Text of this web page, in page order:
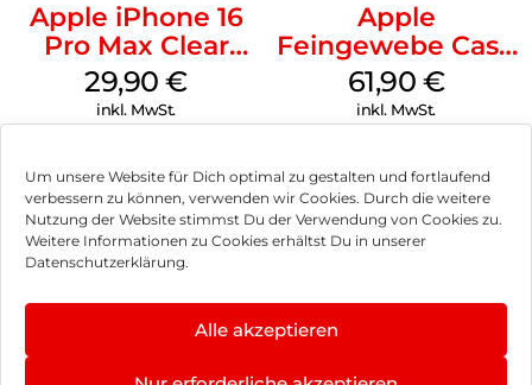
Um unsere Website für Dich optimal zu gestalten und fortlaufend
verbessern zu können, verwenden wir Cookies. Durch die weitere
Nutzung der Website stimmst Du der Verwendung von Cookies zu.
Weitere Informationen zu Cookies erhältst Du in unserer
Datenschutzerklärung.
Alle akzeptieren
Apple iPhone 16
Pro Max Clear
Case MagSafe
Transparent
29,90€
inkl. MwSt.
Apple
Feingewebe Case
iPhone 15 Pro
MagSafe Schwarz
61,90 €
inkl. MwSt.
Impressum